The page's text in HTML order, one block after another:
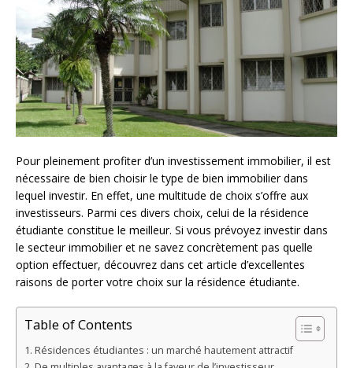
Pour pleinement profiter d’un investissement immobilier, il est
nécessaire de bien choisir le type de bien immobilier dans
lequel investir. En effet, une multitude de choix s’offre aux
investisseurs. Parmi ces divers choix, celui de la résidence
étudiante constitue le meilleur. Si vous prévoyez investir dans
le secteur immobilier et ne savez concrètement pas quelle
option effectuer, découvrez dans cet article d’excellentes
raisons de porter votre choix sur la résidence étudiante.
Table of Contents
Résidences étudiantes : un marché hautement attractif